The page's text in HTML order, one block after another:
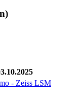
- Zeiss LSM